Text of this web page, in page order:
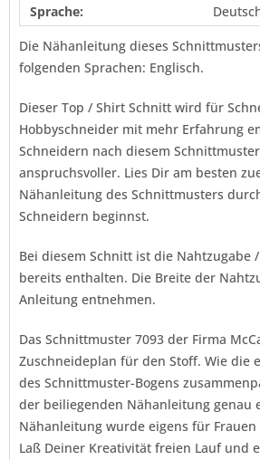
Sprache:
Die Nähanleitung dieses
folgenden Sprachen: Englisch.
Dieser Top / Shirt Schnitt wird für
Hobbyschneider mit mehr Erfahrung
Schneidern nach diesem
anspruchsvoller. Lies Dir am besten
Nähanleitung des Schnittmusters
Schneidern beginnst.
Bei diesem Schnitt ist die Nahtzugabe
bereits enthalten. Die Breite der
Anleitung entnehmen.
Das Schnittmuster 7093 der Firma
Zuschneideplan für den Stoff. Wie die
des Schnittmuster-Bogens
der beiliegenden Nähanleitung genau
Nähanleitung wurde eigens für
Laß Deiner Kreativität freien Lauf und